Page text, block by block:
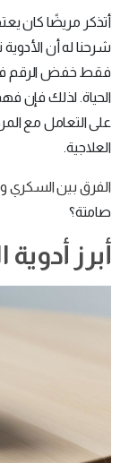
أتذكر مريضًا كان
شرحنا له أن
فقط خفض الرقم في
الحياة. لذلك فإن
على التعامل مع
العلاجية.
الفرق بين السكري
صامتة؟
أبرز